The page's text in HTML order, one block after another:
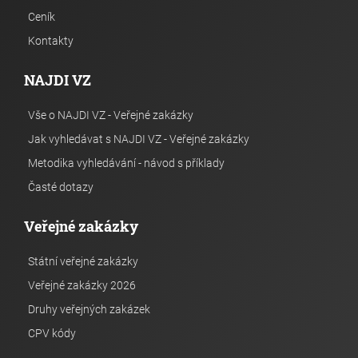
Ceník
Kontakty
NAJDI VZ
Vše o NAJDI VZ - Veřejné zakázky
Jak vyhledávat s NAJDI VZ - Veřejné zakázky
Metodika vyhledávání - návod s příklady
Časté dotazy
Veřejné zakázky
Státní veřejné zakázky
Veřejné zakázky 2026
Druhy veřejných zakázek
CPV kódy